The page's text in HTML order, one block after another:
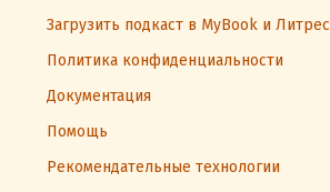
Загрузить подкаст в MyBook и Литрес
Политика конфиденциальности
Документация
Помощь
Рекомендательные технологии